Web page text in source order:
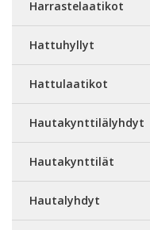
Harrastelaatikot
Hattuhyllyt
Hattulaatikot
Hautakynttilälyhdyt
Hautakynttilät
Hautalyhdyt